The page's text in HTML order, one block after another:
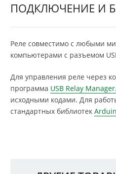
ПОДКЛЮЧЕНИЕ И
Реле совместимо с любыми
компьютерами с разъемом
Для управления реле через
программа USB Relay Manager.
исходными кодами. Для
стандартных библиотек